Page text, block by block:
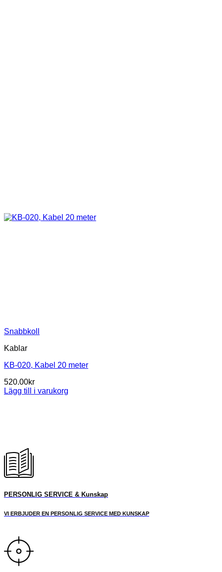
Snabbkoll
Kablar
KB-020, Kabel 20 meter
520.00kr
Lägg till i varukorg
PERSONLIG SERVICE & Kunskap
VI ERBJUDER EN PERSONLIG SERVICE MED KUNSKAP